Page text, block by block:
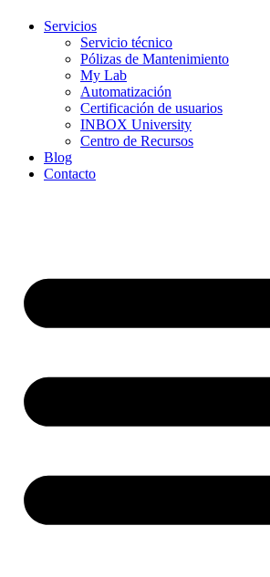
Servicios
Servicio técnico
Pólizas de Mantenimiento
My Lab
Automatización
Certificación de usuarios
INBOX University
Centro de Recursos
Blog
Contacto